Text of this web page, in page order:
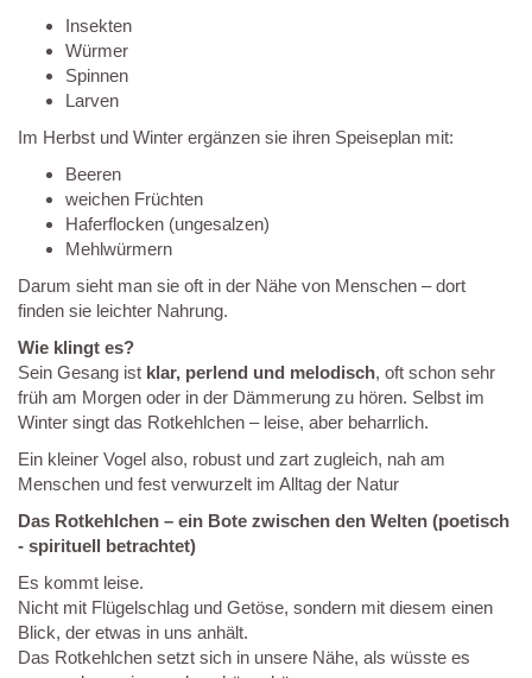
Insekten
Würmer
Spinnen
Larven
Im Herbst und Winter ergänzen sie ihren Speiseplan mit:
Beeren
weichen Früchten
Haferflocken (ungesalzen)
Mehlwürmern
Darum sieht man sie oft in der Nähe von Menschen – dort
finden sie leichter Nahrung.
Wie klingt es?
Sein Gesang ist klar, perlend und melodisch, oft schon sehr
früh am Morgen oder in der Dämmerung zu hören. Selbst im
Winter singt das Rotkehlchen – leise, aber beharrlich.
Ein kleiner Vogel also, robust und zart zugleich, nah am
Menschen und fest verwurzelt im Alltag der Natur
Das Rotkehlchen – ein Bote zwischen den Welten (poetisch
- spirituell betrachtet)
Es kommt leise.
Nicht mit Flügelschlag und Getöse, sondern mit diesem einen
Blick, der etwas in uns anhält.
Das Rotkehlchen setzt sich in unsere Nähe, als wüsste es